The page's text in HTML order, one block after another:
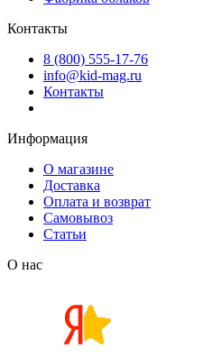
Контакты
8 (800) 555-17-76
info@kid-mag.ru
Контакты
Информация
О магазине
Доставка
Оплата и возврат
Самовывоз
Статьи
О нас